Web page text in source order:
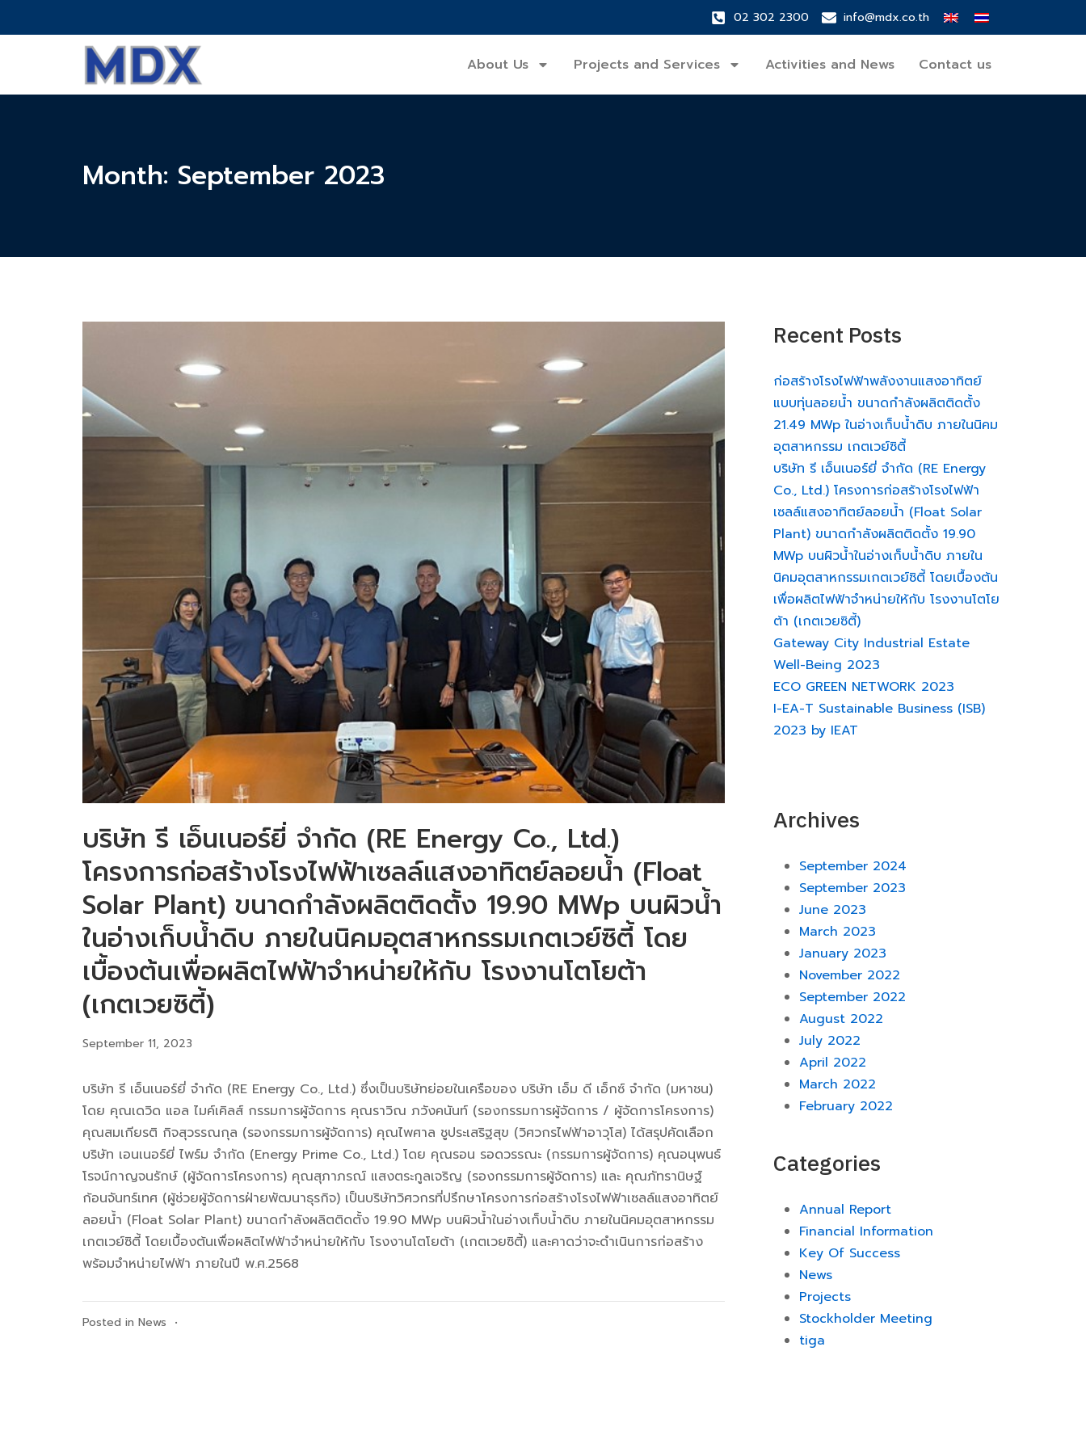
02 302 2300 info@mdx.co.th
About Us Projects and Services Activities and News Contact us
Month: September 2023
บริษัท รี เอ็นเนอร์ยี่ จำกัด (RE Energy Co., Ltd.)
โครงการก่อสร้างโรงไฟฟ้าเซลล์แสงอาทิตย์ลอยน้ำ (Float
Solar Plant) ขนาดกำลังผลิตติดตั้ง 19.90 MWp บนผิวน้ำ
ในอ่างเก็บน้ำดิบ ภายในนิคมอุตสาหกรรมเกตเวย์ซิตี้ โดย
เบื้องต้นเพื่อผลิตไฟฟ้าจำหน่ายให้กับ โรงงานโตโยต้า
(เกตเวยซิตี้)
September 11, 2023
บริษัท รี เอ็นเนอร์ยี่ จำกัด (RE Energy Co., Ltd.) ซึ่งเป็นบริษัทย่อยในเครือของ บริษัท เอ็ม ดี เอ็กซ์ จำกัด (มหาชน)
โดย คุณเดวิด แอล ไมค์เคิลส์ กรรมการผู้จัดการ คุณราวิณ ภวังคนันท์ (รองกรรมการผู้จัดการ / ผู้จัดการโครงการ)
คุณสมเกียรติ กิจสุวรรณกุล (รองกรรมการผู้จัดการ) คุณไพศาล ชูประเสริฐสุข (วิศวกรไฟฟ้าอาวุโส) ได้สรุปคัดเลือก
บริษัท เอนเนอร์ยี่ ไพร์ม จำกัด (Energy Prime Co., Ltd.) โดย คุณรอน รอดวรรณะ (กรรมการผู้จัดการ) คุณอนุพนธ์
โรจน์กาญจนรักษ์ (ผู้จัดการโครงการ) คุณสุภาภรณ์ แสงตระกูลเจริญ (รองกรรมการผู้จัดการ) และ คุณภัทรานิษฐ์
ก้อนจันทร์เทศ (ผู้ช่วยผู้จัดการฝ่ายพัฒนาธุรกิจ) เป็นบริษัทวิศวกรที่ปรึกษาโครงการก่อสร้างโรงไฟฟ้าเซลล์แสงอาทิตย์
ลอยน้ำ (Float Solar Plant) ขนาดกำลังผลิตติดตั้ง 19.90 MWp บนผิวน้ำในอ่างเก็บน้ำดิบ ภายในนิคมอุตสาหกรรม
เกตเวย์ซิตี้ โดยเบื้องต้นเพื่อผลิตไฟฟ้าจำหน่ายให้กับ โรงงานโตโยต้า (เกตเวยซิตี้) และคาดว่าจะดำเนินการก่อสร้าง
พร้อมจำหน่ายไฟฟ้า ภายในปี พ.ศ.2568
Posted in News •
Recent Posts
ก่อสร้างโรงไฟฟ้าพลังงานแสงอาทิตย์
แบบทุ่นลอยน้ำ ขนาดกำลังผลิตติดตั้ง
21.49 MWp ในอ่างเก็บน้ำดิบ ภายในนิคม
อุตสาหกรรม เกตเวย์ซิตี้
บริษัท รี เอ็นเนอร์ยี่ จำกัด (RE Energy
Co., Ltd.) โครงการก่อสร้างโรงไฟฟ้า
เซลล์แสงอาทิตย์ลอยน้ำ (Float Solar
Plant) ขนาดกำลังผลิตติดตั้ง 19.90
MWp บนผิวน้ำในอ่างเก็บน้ำดิบ ภายใน
นิคมอุตสาหกรรมเกตเวย์ซิตี้ โดยเบื้องต้น
เพื่อผลิตไฟฟ้าจำหน่ายให้กับ โรงงานโตโย
ต้า (เกตเวยซิตี้)
Gateway City Industrial Estate
Well-Being 2023
ECO GREEN NETWORK 2023
I-EA-T Sustainable Business (ISB)
2023 by IEAT
Archives
September 2024
September 2023
June 2023
March 2023
January 2023
November 2022
September 2022
August 2022
July 2022
April 2022
March 2022
February 2022
Categories
Annual Report
Financial Information
Key Of Success
News
Projects
Stockholder Meeting
tiga